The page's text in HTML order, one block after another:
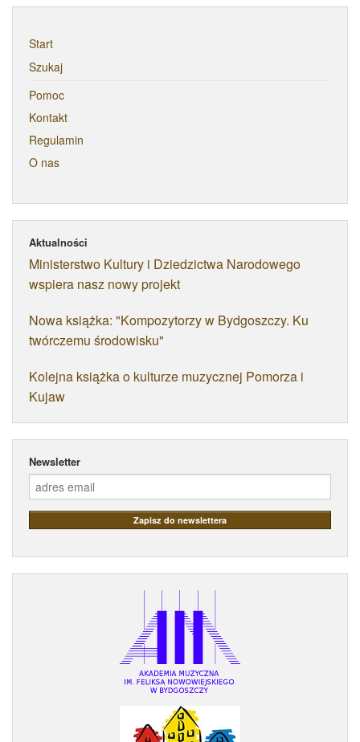
Start
Szukaj
Pomoc
Kontakt
Regulamin
O nas
Aktualności
Ministerstwo Kultury i Dziedzictwa Narodowego
wspiera nasz nowy projekt
Nowa książka: "Kompozytorzy w Bydgoszczy. Ku
twórczemu środowisku"
Kolejna książka o kulturze muzycznej Pomorza i
Kujaw
Newsletter